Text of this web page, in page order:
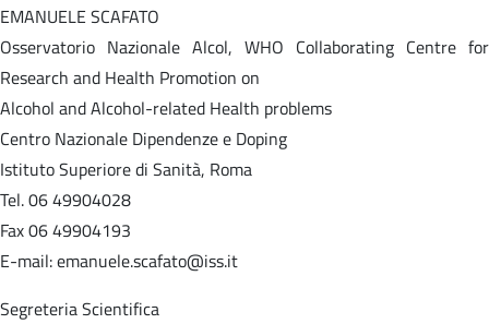
EMANUELE SCAFATO
Osservatorio Nazionale Alcol, WHO Collaborating Centre for
Research and Health Promotion on
Alcohol and Alcohol-related Health problems
Centro Nazionale Dipendenze e Doping
Istituto Superiore di Sanità, Roma
Tel. 06 49904028
Fax 06 49904193
E-mail: emanuele.scafato@iss.it
Segreteria Scientifica